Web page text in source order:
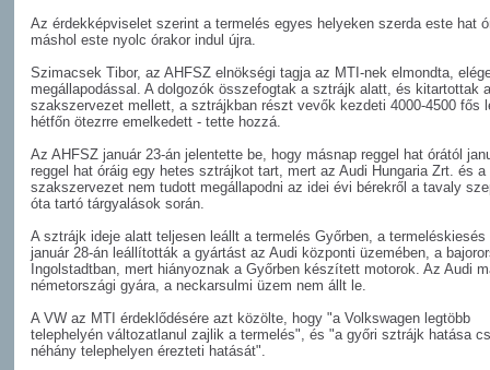
Az érdekképviselet szerint a termelés egyes helyeken szerda este hat
máshol este nyolc órakor indul újra.
Szimacsek Tibor, az AHFSZ elnökségi tagja az MTI-nek elmondta,
megállapodással. A dolgozók összefogtak a sztrájk alatt, és kitartottak a
szakszervezet mellett, a sztrájkban részt vevők kezdeti 4000-4500 fős
hétfőn ötezrre emelkedett - tette hozzá.
Az AHFSZ január 23-án jelentette be, hogy másnap reggel hat órától
reggel hat óráig egy hetes sztrájkot tart, mert az Audi Hungaria Zrt. és a
szakszervezet nem tudott megállapodni az idei évi bérekről a tavaly
óta tartó tárgyalások során.
A sztrájk ideje alatt teljesen leállt a termelés Győrben, a termeléskiesés
január 28-án leállították a gyártást az Audi központi üzemében, a
Ingolstadtban, mert hiányoznak a Győrben készített motorok. Az Audi
németországi gyára, a neckarsulmi üzem nem állt le.
A VW az MTI érdeklődésére azt közölte, hogy "a Volkswagen legtöbb
telephelyén változatlanul zajlik a termelés", és "a győri sztrájk hatása
néhány telephelyen érezteti hatását".